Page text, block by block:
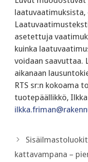
asetettuja
kuinka
voidaan saavuttaa.
aikanaan
RTS sr:n kokoama
tuotepäällikkö,
kattavampana –